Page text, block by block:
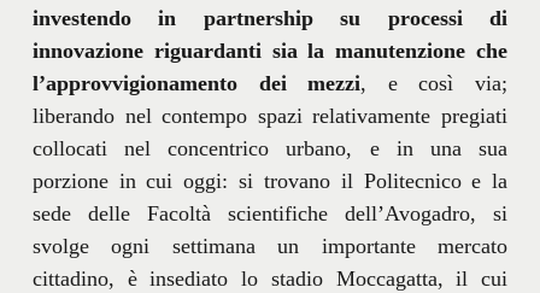
investendo in partnership su processi di
innovazione riguardanti sia la manutenzione che
l’approvvigionamento dei mezzi, e così via;
liberando nel contempo spazi relativamente pregiati
collocati nel concentrico urbano, e in una sua
porzione in cui oggi: si trovano il Politecnico e la
sede delle Facoltà scientifiche dell’Avogadro, si
svolge ogni settimana un importante mercato
cittadino, è insediato lo stadio Moccagatta, il cui